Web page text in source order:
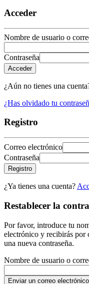
Acceder
Nombre de usuario o
Contraseña
Acceder
¿Aún no tienes una
¿Has olvidado tu
Registro
Correo electrónico
Contraseña
Registro
¿Ya tienes una cuenta?
Restablecer la
Por favor, introduce tu
electrónico y recibirás por
una nueva contraseña.
Nombre de usuario o
Enviar un correo electrónico